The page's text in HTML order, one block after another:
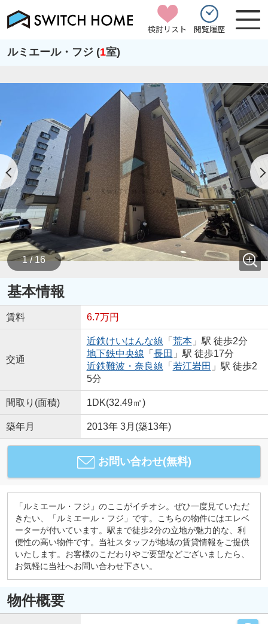
検討リスト 閲覧履歴
ルミエール・フジ (1室)
1 / 16
基本情報
賃料 6.7万円
交通
近鉄けいはんな線 「 荒本」駅 徒歩2分
地下鉄中央線 「 長田 」駅 徒歩17分
近鉄難波・奈良線 「 若江岩田 」駅 徒歩2
5分
間取り(面積) 1DK(32.49㎡)
築年月 2013年 3月(築13年)
お問い合わせ(無料)
「ルミエール・フジ」のここがイチオシ。ぜひ一度見ていただ
きたい、「ルミエール・フジ」です。こちらの物件にはエレベ
ーターが付いています。駅まで徒歩2分の立地が魅力的な、利
便性の高い物件です。当社スタッフが地域の賃貸情報をご提供
いたします。お客様のこだわりやご要望などございましたら、
お気軽に当社へお問い合わせ下さい。
物件概要